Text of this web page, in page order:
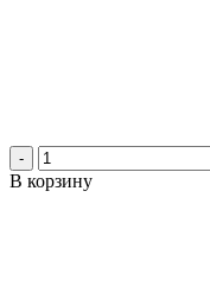
-
В корзину